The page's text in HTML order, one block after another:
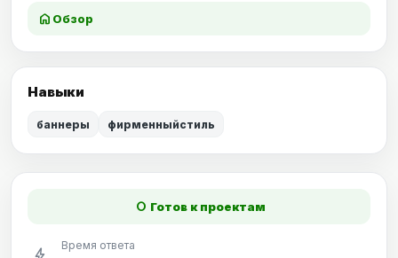
home Обзор
Навыки
баннеры фирменныйстиль
fiber_manual_record Готов к проектам
Время ответа